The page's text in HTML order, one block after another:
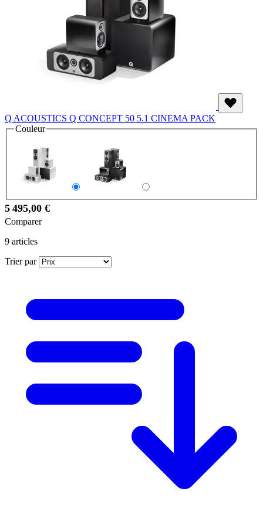
Q ACOUSTICS Q CONCEPT 50 5.1 CINEMA PACK
Couleur
5 495,00 €
Comparer
9 articles
Trier par